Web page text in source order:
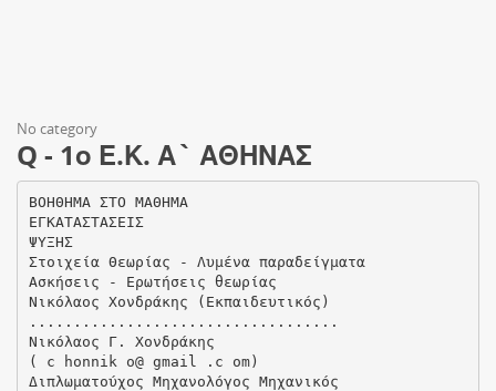
No category
Q - 1ο Ε.Κ. Α` ΑΘΗΝΑΣ
ΒΟΗΘΗΜΑ ΣΤΟ ΜΑΘΗΜΑ
ΕΓΚΑΤΑΣΤΑΣΕΙΣ
ΨΥΞΗΣ
Στοιχεία Θεωρίας - Λυμένα παραδείγματα
Ασκήσεις - Ερωτήσεις θεωρίας
Νικόλαος Χονδράκης (Εκπαιδευτικός)
...................................
Νικόλαος Γ. Χονδράκης
( c honnik o@ gmail .c om)
Διπλωματούχος Μηχανολόγος Μηχανικός